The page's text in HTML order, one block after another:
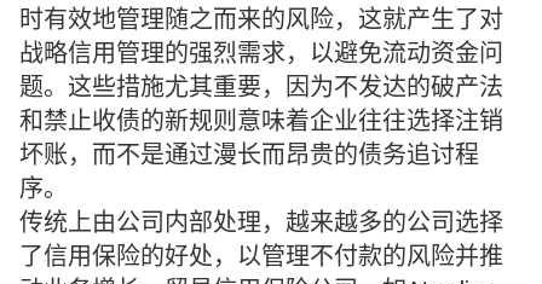
时有效地管理随之而来的风险，这就产生了对
战略信用管理的强烈需求，以避免流动资金问
题。这些措施尤其重要，因为不发达的破产法
和禁止收债的新规则意味着企业往往选择注销
坏账，而不是通过漫长而昂贵的债务追讨程
序。
传统上由公司内部处理，越来越多的公司选择
了信用保险的好处，以管理不付款的风险并推